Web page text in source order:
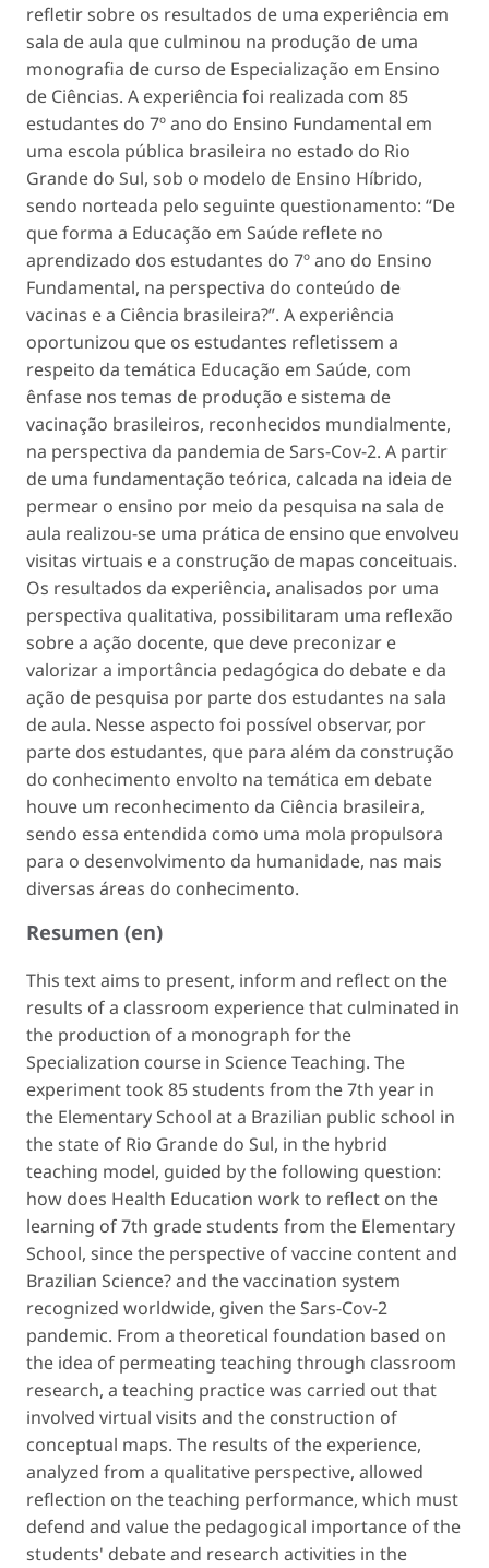
refletir sobre os resultados de uma experiência em
sala de aula que culminou na produção de uma
monografia de curso de Especialização em Ensino
de Ciências. A experiência foi realizada com 85
estudantes do 7º ano do Ensino Fundamental em
uma escola pública brasileira no estado do Rio
Grande do Sul, sob o modelo de Ensino Híbrido,
sendo norteada pelo seguinte questionamento: “De
que forma a Educação em Saúde reflete no
aprendizado dos estudantes do 7º ano do Ensino
Fundamental, na perspectiva do conteúdo de
vacinas e a Ciência brasileira?”. A experiência
oportunizou que os estudantes refletissem a
respeito da temática Educação em Saúde, com
ênfase nos temas de produção e sistema de
vacinação brasileiros, reconhecidos mundialmente,
na perspectiva da pandemia de Sars-Cov-2. A partir
de uma fundamentação teórica, calcada na ideia de
permear o ensino por meio da pesquisa na sala de
aula realizou-se uma prática de ensino que envolveu
visitas virtuais e a construção de mapas conceituais.
Os resultados da experiência, analisados por uma
perspectiva qualitativa, possibilitaram uma reflexão
sobre a ação docente, que deve preconizar e
valorizar a importância pedagógica do debate e da
ação de pesquisa por parte dos estudantes na sala
de aula. Nesse aspecto foi possível observar, por
parte dos estudantes, que para além da construção
do conhecimento envolto na temática em debate
houve um reconhecimento da Ciência brasileira,
sendo essa entendida como uma mola propulsora
para o desenvolvimento da humanidade, nas mais
diversas áreas do conhecimento.
Resumen (en)
This text aims to present, inform and reflect on the
results of a classroom experience that culminated in
the production of a monograph for the
Specialization course in Science Teaching. The
experiment took 85 students from the 7th year in
the Elementary School at a Brazilian public school in
the state of Rio Grande do Sul, in the hybrid
teaching model, guided by the following question:
how does Health Education work to reflect on the
learning of 7th grade students from the Elementary
School, since the perspective of vaccine content and
Brazilian Science? and the vaccination system
recognized worldwide, given the Sars-Cov-2
pandemic. From a theoretical foundation based on
the idea of permeating teaching through classroom
research, a teaching practice was carried out that
involved virtual visits and the construction of
conceptual maps. The results of the experience,
analyzed from a qualitative perspective, allowed
reflection on the teaching performance, which must
defend and value the pedagogical importance of the
students' debate and research activities in the